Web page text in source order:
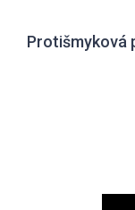
Protišmyková